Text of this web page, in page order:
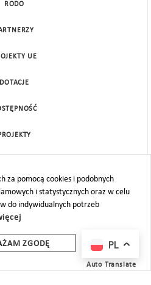
za pomocą cookies i podobnych
i statystycznych oraz w celu
do indywidualnych potrzeb
ZGODĘ
RODO
UE
DOTACJE
STRONY
PL
Auto Translate